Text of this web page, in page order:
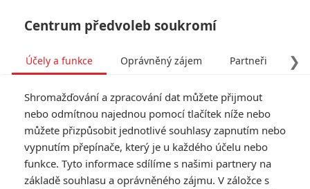
Centrum předvoleb soukromí
❯
Účely a funkce Oprávněný zájem Partneři
Shromažďování a zpracování dat můžete přijmout
nebo odmítnou najednou pomocí tlačítek níže nebo
můžete přizpůsobit jednotlivé souhlasy zapnutím nebo
vypnutím přepínače, který je u každého účelu nebo
funkce. Tyto informace sdílíme s našimi partnery na
základě souhlasu a oprávněného zájmu. V záložce s